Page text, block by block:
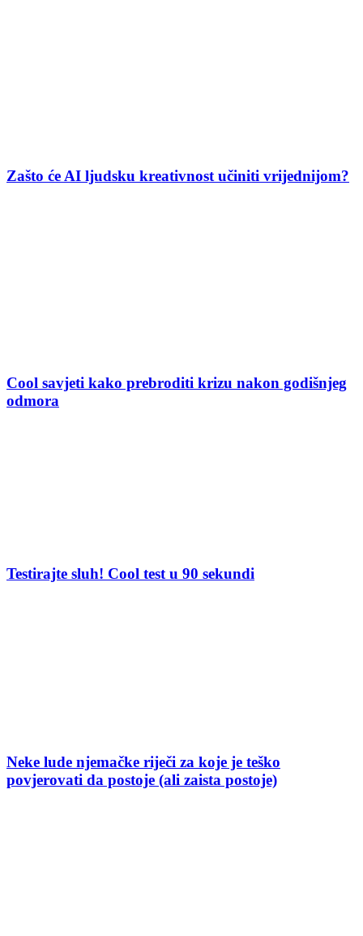
Zašto će AI ljudsku kreativnost učiniti vrijednijom?
Cool savjeti kako prebroditi krizu nakon godišnjeg
odmora
Testirajte sluh! Cool test u 90 sekundi
Neke lude njemačke riječi za koje je teško
povjerovati da postoje (ali zaista postoje)